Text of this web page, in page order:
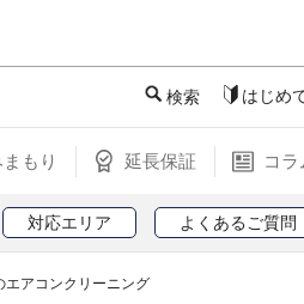
検索 はじめ
もり 延長保証 コラ
対応エリア よくあるご質問
エアコンクリーニング